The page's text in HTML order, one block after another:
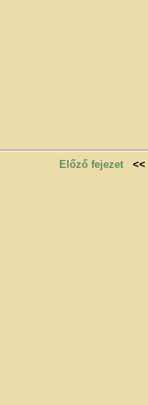
Előző fejezet <<